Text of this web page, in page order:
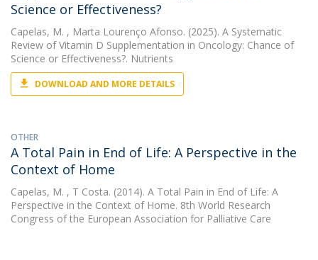
Science or Effectiveness?
Capelas, M. , Marta Lourenço Afonso. (2025). A Systematic
Review of Vitamin D Supplementation in Oncology: Chance of
Science or Effectiveness?. Nutrients
DOWNLOAD AND MORE DETAILS
OTHER
A Total Pain in End of Life: A Perspective in the
Context of Home
Capelas, M. , T Costa. (2014). A Total Pain in End of Life: A
Perspective in the Context of Home. 8th World Research
Congress of the European Association for Palliative Care